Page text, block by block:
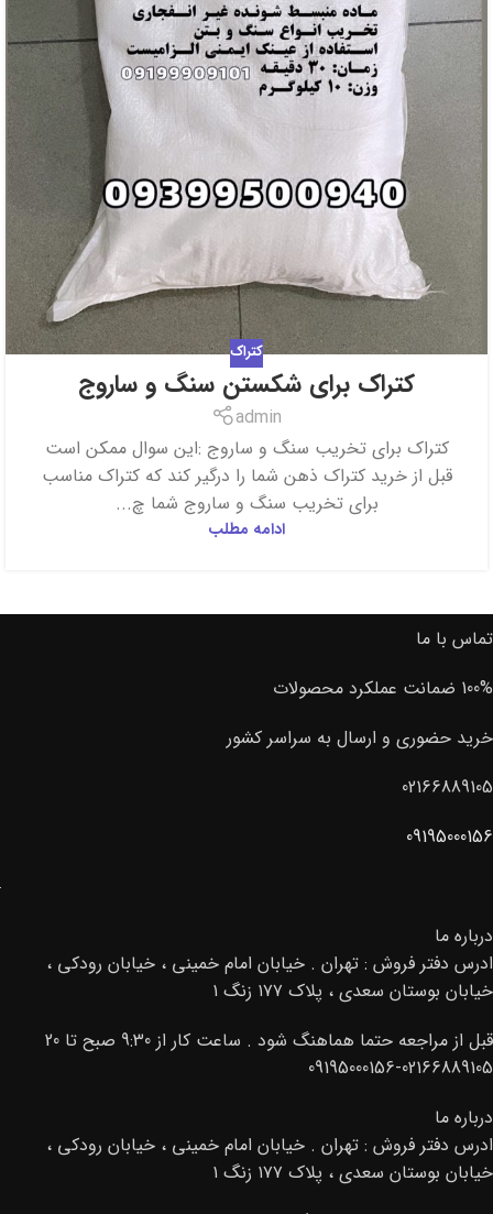
کتراک
admin
‎کتراک برای تخریب سنگ و ساروج :این سوال ممکن است
قبل از خرید کتراک ذهن شما را درگیر کند که کتراک مناسب
برای تخریب سنگ و ساروج شما چ...
ادامه مطلب
تماس با ما
100% ضمانت عملکرد محصولات
خرید حضوری و ارسال به سراسر کشور
02166889105
09195000156
درباره ما
ادرس دفتر فروش : تهران . خیابان امام خمینی ، خیابان رودکی ،
خیابان بوستان سعدی ، پلاک ۱۷۷ زنگ ۱
قبل از مراجعه حتما هماهنگ شود . ساعت کار از 9:30 صبح تا 20
02166889105-09195000156
درباره ما
ادرس دفتر فروش : تهران . خیابان امام خمینی ، خیابان رودکی ،
خیابان بوستان سعدی ، پلاک ۱۷۷ زنگ ۱